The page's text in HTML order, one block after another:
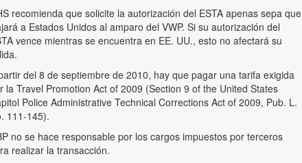
recomienda que solicite la autorización del ESTA apenas sepa que
a Estados Unidos al amparo del VWP. Si su autorización del
vence mientras se encuentra en EE. UU., esto no afectará su
del 8 de septiembre de 2010, hay que pagar una tarifa exigida
la Travel Promotion Act of 2009 (Section 9 of the United States
Police Administrative Technical Corrections Act of 2009, Pub. L.
111-145).
no se hace responsable por los cargos impuestos por terceros
realizar la transacción.